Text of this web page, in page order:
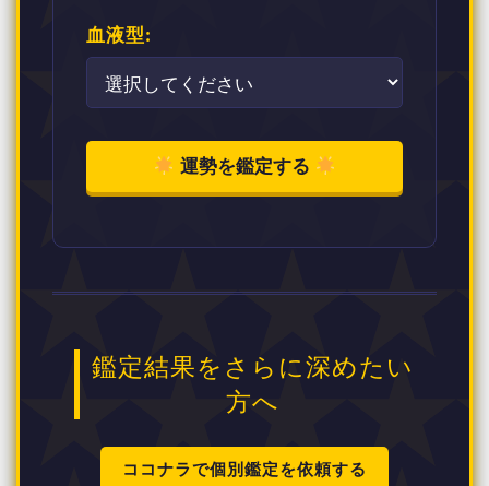
血液型:
運勢を鑑定する
鑑定結果をさらに深めたい
方へ
ココナラで個別鑑定を依頼する